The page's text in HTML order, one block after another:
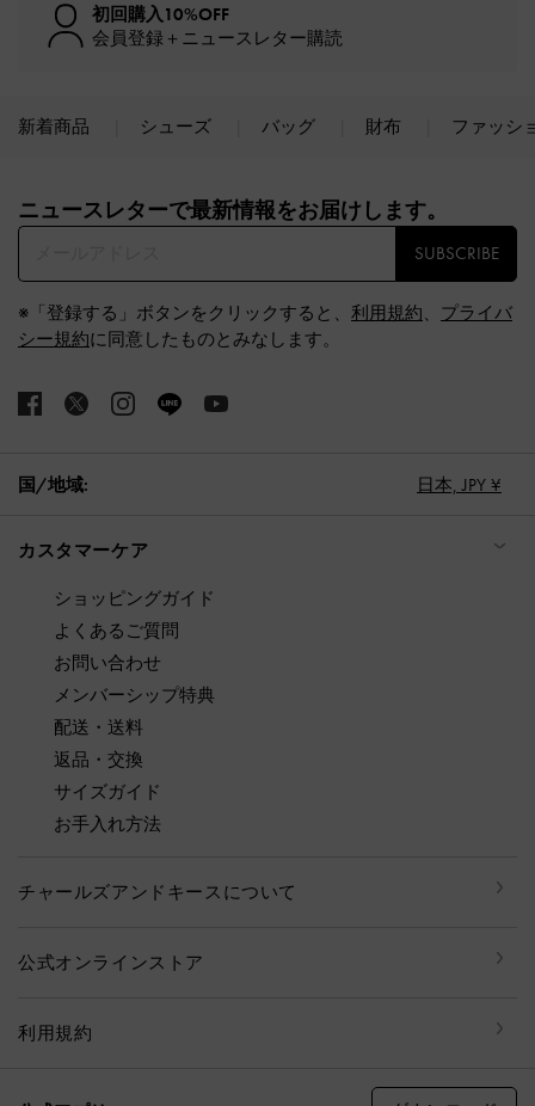
初回購入10%OFF
会員登録＋ニュースレター購読
新着商品 シューズ バッグ 財布 ファッシ
ニュースレターで最新情報をお届けします。​
SUBSCRIBE
※「登録する」ボタンをクリックすると、 利用規約、 プライバ
シー規約に同意したものとみなします。
国/地域: 日本, JPY ¥
カスタマーケア
ショッピングガイド
よくあるご質問
お問い合わせ
メンバーシップ特典
配送・送料
返品・交換
サイズガイド
お手入れ方法
チャールズアンドキースについて
公式オンラインストア
利用規約